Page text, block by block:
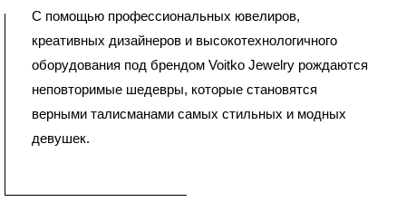
С помощью профессиональных ювелиров,
креативных дизайнеров и высокотехнологичного
оборудования под брендом Voitko Jewelry рождаются
неповторимые шедевры, которые становятся
верными талисманами самых стильных и модных
девушек.